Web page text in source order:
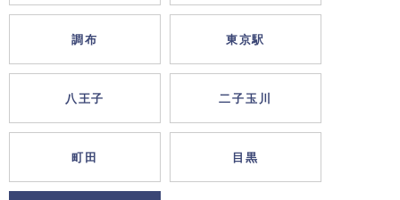
調布 東京駅
八王子 二子玉川
町田 目黒